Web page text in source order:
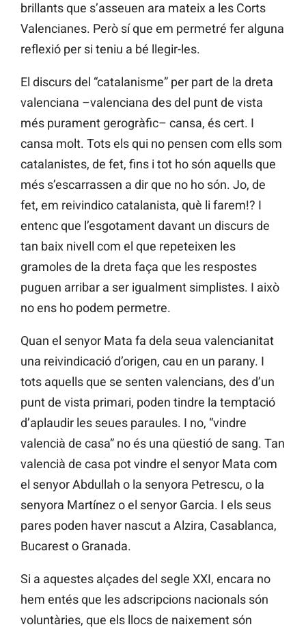
brillants que s’asseuen ara mateix a les Corts
Valencianes. Però sí que em permetré fer alguna
reflexió per si teniu a bé llegir-les.
El discurs del “catalanisme” per part de la dreta
valenciana –valenciana des del punt de vista
més purament gerogràfic– cansa, és cert. I
cansa molt. Tots els qui no pensen com ells som
catalanistes, de fet, fins i tot ho són aquells que
més s’escarrassen a dir que no ho són. Jo, de
fet, em reivindico catalanista, què li farem!? I
entenc que l’esgotament davant un discurs de
tan baix nivell com el que repeteixen les
gramoles de la dreta faça que les respostes
puguen arribar a ser igualment simplistes. I això
no ens ho podem permetre.
Quan el senyor Mata fa dela seua valencianitat
una reivindicació d’origen, cau en un parany. I
tots aquells que se senten valencians, des d’un
punt de vista primari, poden tindre la temptació
d’aplaudir les seues paraules. I no, “vindre
valencià de casa” no és una qüestió de sang. Tan
valencià de casa pot vindre el senyor Mata com
el senyor Abdullah o la senyora Petrescu, o la
senyora Martínez o el senyor Garcia. I els seus
pares poden haver nascut a Alzira, Casablanca,
Bucarest o Granada.
Si a aquestes alçades del segle XXI, encara no
hem entés que les adscripcions nacionals són
voluntàries, que els llocs de naixement són